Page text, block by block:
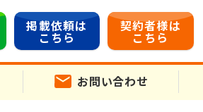
掲載依頼は
こちら
契約者様は
こちら
お問い合わせ